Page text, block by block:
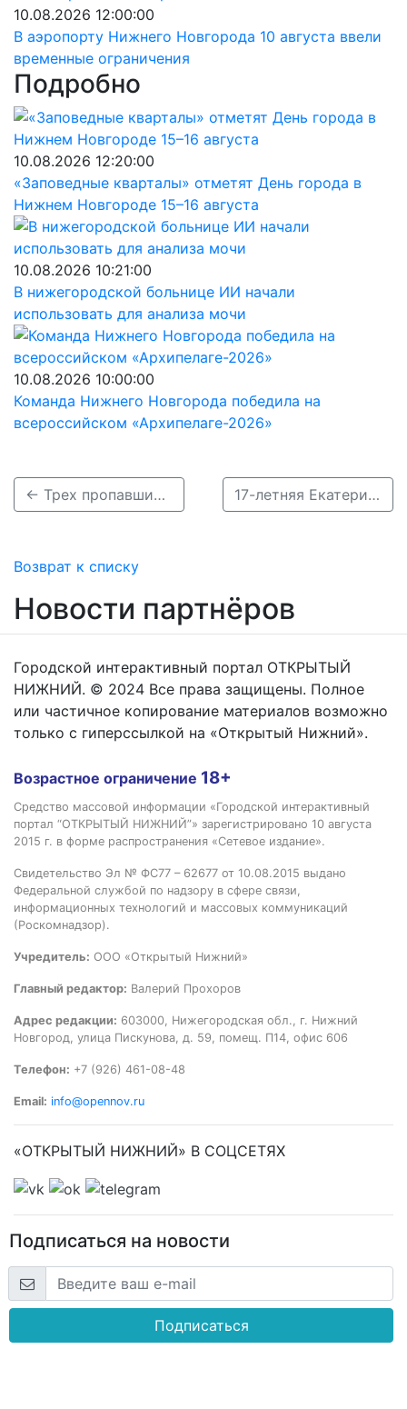
10.08.2026 12:00:00
В аэропорту Нижнего Новгорода 10 августа ввели
временные ограничения
Подробно
10.08.2026 12:20:00
«Заповедные кварталы» отметят День города в
Нижнем Новгороде 15–16 августа
10.08.2026 10:21:00
В нижегородской больнице ИИ начали
использовать для анализа мочи
10.08.2026 10:00:00
Команда Нижнего Новгорода победила на
всероссийском «Архипелаге-2026»
← Трех пропавших подростков разыскивают в Нижегородской области 17-летняя Екатерина Кутилина пропала в Нижнем Новгороде →
Возврат к списку
Новости партнёров
Городской интерактивный портал ОТКРЫТЫЙ
НИЖНИЙ. © 2024 Все права защищены. Полное
или частичное копирование материалов возможно
только с гиперссылкой на «Открытый Нижний».
Возрастное ограничение 18+
Средство массовой информации «Городской интерактивный
портал “ОТКРЫТЫЙ НИЖНИЙ”» зарегистрировано 10 августа
2015 г. в форме распространения «Сетевое издание».
Свидетельство Эл № ФС77 – 62677 от 10.08.2015 выдано
Федеральной службой по надзору в сфере связи,
информационных технологий и массовых коммуникаций
(Роскомнадзор).
Учредитель: ООО «Открытый Нижний»
Главный редактор: Валерий Прохоров
Адрес редакции: 603000, Нижегородская обл., г. Нижний
Новгород, улица Пискунова, д. 59, помещ. П14, офис 606
Телефон: +7 (926) 461-08-48
Email: info@opennov.ru
«ОТКРЫТЫЙ НИЖНИЙ» В СОЦСЕТЯХ
Подписаться на новости
Подписаться